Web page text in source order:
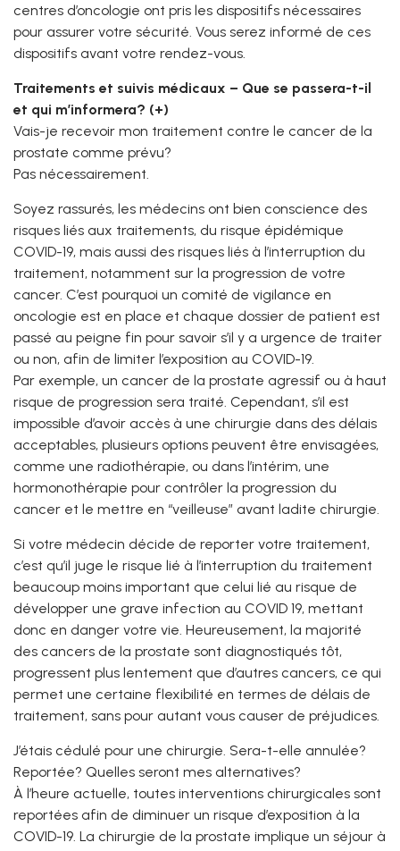
centres d’oncologie ont pris les dispositifs nécessaires
pour assurer votre sécurité. Vous serez informé de ces
dispositifs avant votre rendez-vous.
Traitements et suivis médicaux – Que se passera-t-il
et qui m’informera? (+)
Vais-je recevoir mon traitement contre le cancer de la
prostate comme prévu?
Pas nécessairement.
Soyez rassurés, les médecins ont bien conscience des
risques liés aux traitements, du risque épidémique
COVID-19, mais aussi des risques liés à l’interruption du
traitement, notamment sur la progression de votre
cancer. C’est pourquoi un comité de vigilance en
oncologie est en place et chaque dossier de patient est
passé au peigne fin pour savoir s’il y a urgence de traiter
ou non, afin de limiter l’exposition au COVID-19.
Par exemple, un cancer de la prostate agressif ou à haut
risque de progression sera traité. Cependant, s’il est
impossible d’avoir accès à une chirurgie dans des délais
acceptables, plusieurs options peuvent être envisagées,
comme une radiothérapie, ou dans l’intérim, une
hormonothérapie pour contrôler la progression du
cancer et le mettre en “veilleuse” avant ladite chirurgie.
Si votre médecin décide de reporter votre traitement,
c’est qu’il juge le risque lié à l’interruption du traitement
beaucoup moins important que celui lié au risque de
développer une grave infection au COVID 19, mettant
donc en danger votre vie. Heureusement, la majorité
des cancers de la prostate sont diagnostiqués tôt,
progressent plus lentement que d’autres cancers, ce qui
permet une certaine flexibilité en termes de délais de
traitement, sans pour autant vous causer de préjudices.
J’étais cédulé pour une chirurgie. Sera-t-elle annulée?
Reportée? Quelles seront mes alternatives?
À l’heure actuelle, toutes interventions chirurgicales sont
reportées afin de diminuer un risque d’exposition à la
COVID-19. La chirurgie de la prostate implique un séjour à